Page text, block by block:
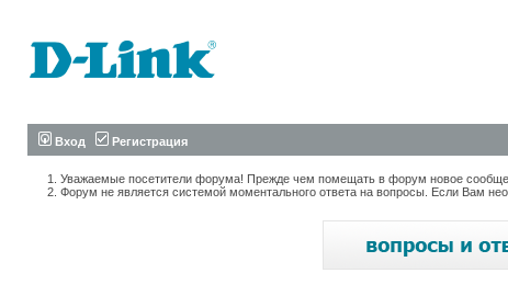
Вход Регистрация
Уважаемые посетители форума! Прежде чем помещать в форум новое
Форум не является системой моментального ответа на вопросы. Если Вам